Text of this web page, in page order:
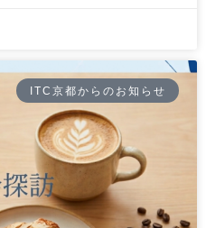
ITC京都からのお知らせ